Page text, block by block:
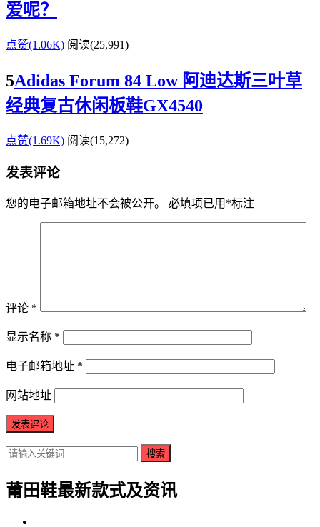
爱呢？
点赞(1.06K) 阅读(25,991)
5Adidas Forum 84 Low 阿迪达斯三叶草
经典复古休闲板鞋GX4540
点赞(1.69K) 阅读(15,272)
发表评论
您的电子邮箱地址不会被公开。 必填项已用 *标注
评论 *
显示名称 *
电子邮箱地址 *
网站地址
搜索
莆田鞋最新款式及资讯